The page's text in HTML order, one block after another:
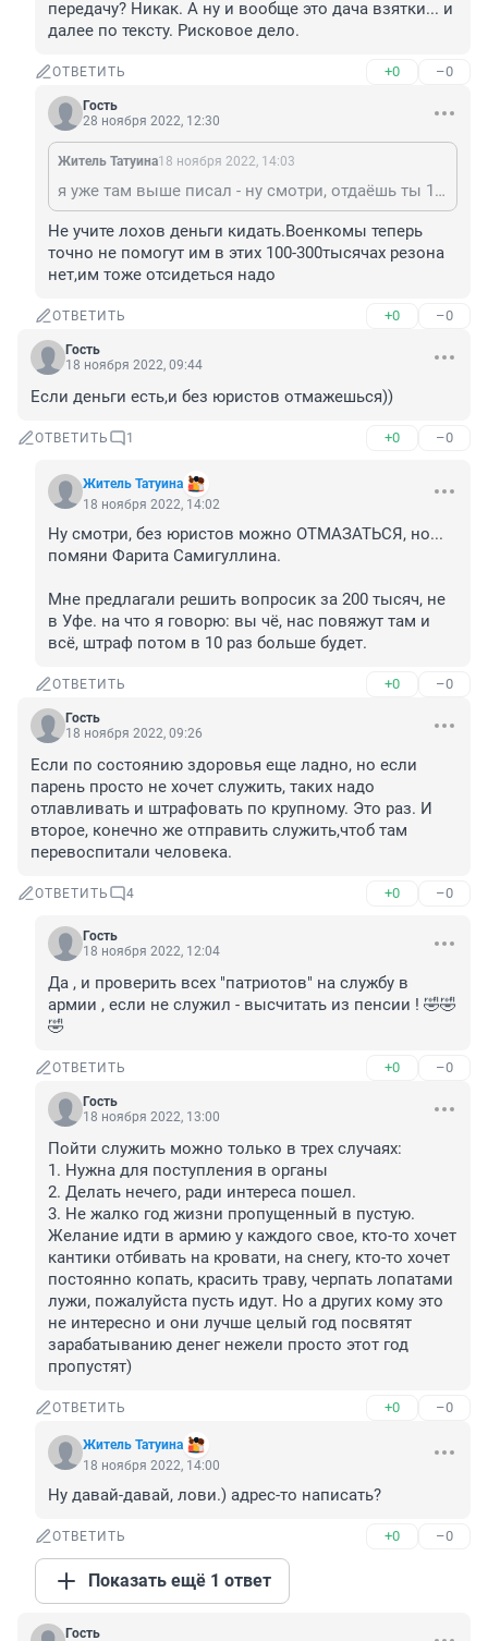
передачу? Никак. А ну и вообще это дача взятки... и
далее по тексту. Рисковое дело.
ОТВЕТИТЬ +0 –0
Гость
28 ноября 2022, 12:30
Житель Татуина18 ноября 2022, 14:03
я уже там выше писал - ну смотри, отдаёшь ты 150 штук военкому. А он говорит: ТЫ КТО? То есть тупо кидает. И как ты докажешь, что не лось? Да никак. В СК обратишься? А как докажешь передачу? Никак. А ну и вообще это дача взятки... и далее по тексту. Рисковое дело.
Не учите лохов деньги кидать.Военкомы теперь
точно не помогут им в этих 100-300тысячах резона
нет,им тоже отсидеться надо
ОТВЕТИТЬ +0 –0
Гость
18 ноября 2022, 09:44
Если деньги есть,и без юристов отмажешься))
ОТВЕТИТЬ 1 +0 –0
Житель Татуина
18 ноября 2022, 14:02
Ну смотри, без юристов можно ОТМАЗАТЬСЯ, но...
помяни Фарита Самигуллина.
Мне предлагали решить вопросик за 200 тысяч, не
в Уфе. на что я говорю: вы чё, нас повяжут там и
всё, штраф потом в 10 раз больше будет.
ОТВЕТИТЬ +0 –0
Гость
18 ноября 2022, 09:26
Если по состоянию здоровья еще ладно, но если
парень просто не хочет служить, таких надо
отлавливать и штрафовать по крупному. Это раз. И
второе, конечно же отправить служить,чтоб там
перевоспитали человека.
ОТВЕТИТЬ 4 +0 –0
Гость
18 ноября 2022, 12:04
Да , и проверить всех "патриотов" на службу в
армии , если не служил - высчитать из пенсии ! 🤣🤣
🤣
ОТВЕТИТЬ +0 –0
Гость
18 ноября 2022, 13:00
Пойти служить можно только в трех случаях:
1. Нужна для поступления в органы
2. Делать нечего, ради интереса пошел.
3. Не жалко год жизни пропущенный в пустую.
Желание идти в армию у каждого свое, кто-то хочет
кантики отбивать на кровати, на снегу, кто-то хочет
постоянно копать, красить траву, черпать лопатами
лужи, пожалуйста пусть идут. Но а других кому это
не интересно и они лучше целый год посвятят
зарабатыванию денег нежели просто этот год
пропустят)
ОТВЕТИТЬ +0 –0
Житель Татуина
18 ноября 2022, 14:00
Ну давай-давай, лови.) адрес-то написать?
ОТВЕТИТЬ +0 –0
Показать ещё 1 ответ
Гость